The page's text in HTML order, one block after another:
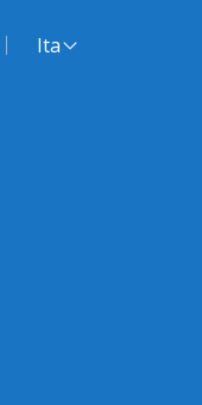
Lingua del sito:
Ita